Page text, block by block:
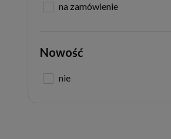
na zamówienie
Nowość
nie